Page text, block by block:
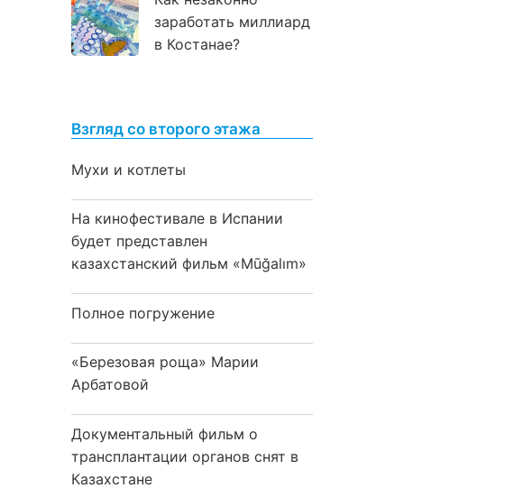
заработать миллиард
в Костанае?
Взгляд со второго этажа
Мухи и котлеты
На кинофестивале в Испании
будет представлен
казахстанский фильм «Mūğalım»
Полное погружение
«Березовая роща» Марии
Арбатовой
Документальный фильм о
трансплантации органов снят в
Казахстане